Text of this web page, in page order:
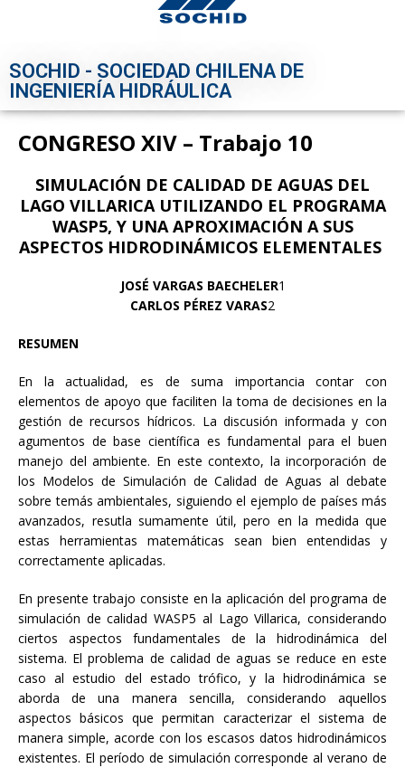
SOCHID - SOCIEDAD CHILENA DE
INGENIERÍA HIDRÁULICA
CONGRESO XIV – Trabajo 10
SIMULACIÓN DE CALIDAD DE AGUAS DEL
LAGO VILLARICA UTILIZANDO EL PROGRAMA
WASP5, Y UNA APROXIMACIÓN A SUS
ASPECTOS HIDRODINÁMICOS ELEMENTALES
JOSÉ VARGAS BAECHELER1
CARLOS PÉREZ VARAS2
RESUMEN
En la actualidad, es de suma importancia contar con
elementos de apoyo que faciliten la toma de decisiones en la
gestión de recursos hídricos. La discusión informada y con
agumentos de base científica es fundamental para el buen
manejo del ambiente. En este contexto, la incorporación de
los Modelos de Simulación de Calidad de Aguas al debate
sobre temás ambientales, siguiendo el ejemplo de países más
avanzados, resutla sumamente útil, pero en la medida que
estas herramientas matemáticas sean bien entendidas y
correctamente aplicadas.
En presente trabajo consiste en la aplicación del programa de
simulación de calidad WASP5 al Lago Villarica, considerando
ciertos aspectos fundamentales de la hidrodinámica del
sistema. El problema de calidad de aguas se reduce en este
caso al estudio del estado trófico, y la hidrodinámica se
aborda de una manera sencilla, considerando aquellos
aspectos básicos que permitan caracterizar el sistema de
manera simple, acorde con los escasos datos hidrodinámicos
existentes. El período de simulación corresponde al verano de